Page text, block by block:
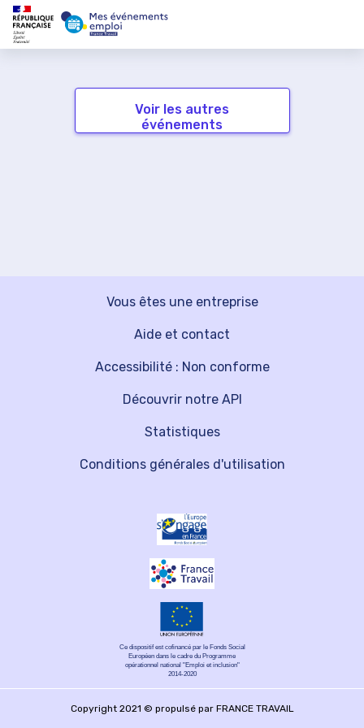
Voir les autres
événements
Vous êtes une entreprise
Découvrir notre API
Aide et contact
Statistiques
Accessibilité : Non conforme
Conditions générales d'utilisation
Ce dispositif est cofinancé par le Fonds Social
Européen dans le cadre du Programme
opérationnel national "Emploi et inclusion"
2014-2020
Copyright 2021 © propulsé par FRANCE TRAVAIL